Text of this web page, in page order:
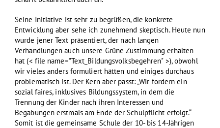
Seine Initiative ist sehr zu begrüßen, die konkrete
Entwicklung aber sehe ich zunehmend skeptisch. Heute nun
wurde jener Text präsentiert, der nach langen
Verhandlungen auch unsere Grüne Zustimmung erhalten
hat (< file name="Text_Bildungsvolksbegehren" >), obwohl
wir vieles anders formuliert hätten und einiges durchaus
problematisch ist. Der Kern aber passt: „Wir fordern ein
sozial faires, inklusives Bildungssystem, in dem die
Trennung der Kinder nach ihren Interessen und
Begabungen erstmals am Ende der Schulpflicht erfolgt.“
Somit ist die gemeinsame Schule der 10- bis 14-Jährigen